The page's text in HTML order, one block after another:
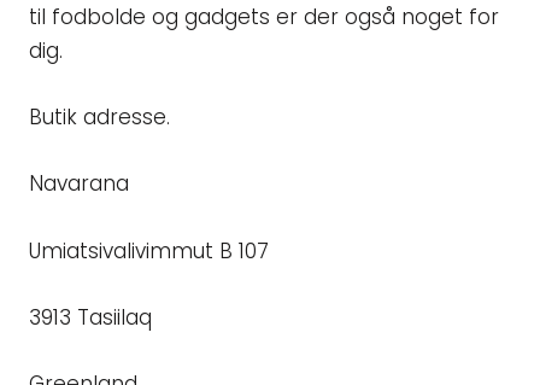
til fodbolde og gadgets er der også noget for
dig.
Butik adresse.
Navarana
Umiatsivalivimmut B 107
3913 Tasiilaq